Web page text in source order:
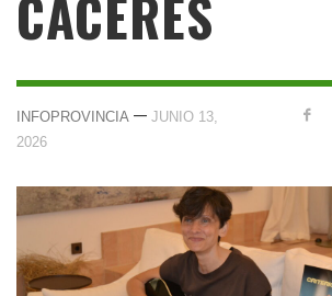
CÁCERES
INFOPROVINCIA — JUNIO 13,
2026